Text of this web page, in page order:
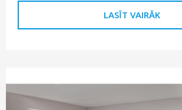
LASĪT VAIRĀK